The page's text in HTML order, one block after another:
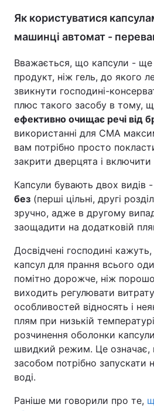
Як користуватися
машинці автомат -
Вважається, що капсули - ще
продукт, ніж гель, до якого
звикнути господині-
плюс такого засобу в тому,
ефективно очищає речі від
використанні для СМА
вам потрібно просто
закрити дверцята і
Капсули бувають двох видів -
без (перші цільні, другі
зручно, адже в другому
заощадити на додатковій
Досвідчені господині
капсул для прання всього
помітно дорожче, ніж
виходить регулювати
особливостей відносять і
плям при низькій
розчинення оболонки
швидкий режим. Це означає,
засобом потрібно запускати
воді.
Раніше ми говорили про те,